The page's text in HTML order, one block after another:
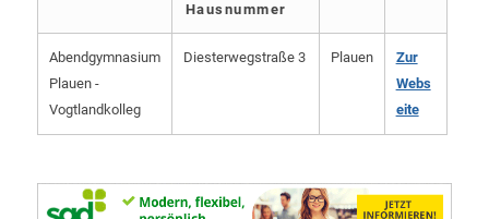
Hausnummer
Abendgymnasium
Plauen -
Vogtlandkolleg
Diesterwegstraße 3 Plauen
Zur
Webs
eite